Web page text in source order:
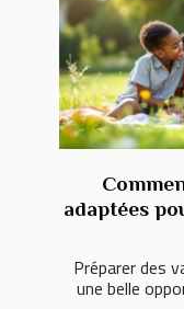
adaptées
Préparer des
une belle